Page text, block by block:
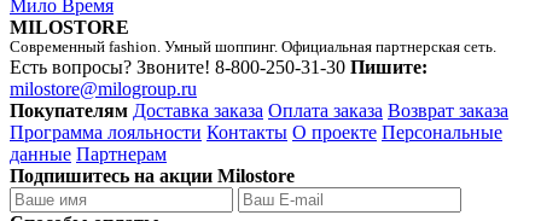
Мило Время
MILOSTORE
Современный fashion. Умный шоппинг. Официальная партнерская сеть.
Есть вопросы? Звоните! 8-800-250-31-30 Пишите:
milostore@milogroup.ru
Покупателям Доставка заказа Оплата заказа Возврат заказа
Программа лояльности Контакты О проекте Персональные
данные Партнерам
Подпишитесь на акции Milostore